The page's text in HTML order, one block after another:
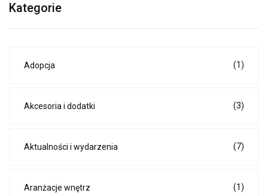
Kategorie
Adopcja (1)
Akcesoria i dodatki (3)
Aktualności i wydarzenia (7)
Aranżacje wnętrz (1)